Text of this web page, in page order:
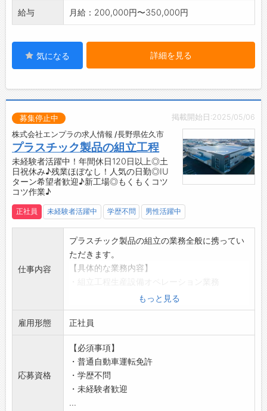
◆『至上品質』を徹底！
期段階から品質保証を構築し、安定したクオリ
ティを実現しています。
強化を図り、お客様にご満足をいただける製品
を提供しています。
◆QCサークル活動（QC＝Quality Control（品
・1970年から始まったQCサークル活動によ
り、職場の管理・改善を継続的に行っていま
す。
・現場の創意工夫を活かし、品質保持と改善に
・TQC（製造工程のみならず、全社の各部門が
を基盤とし、さらにその考え方を業務や経営へ
と発展させた管理手法）へと発展させ、全社一
丸となって品質管理の向上を図っています。
・11月を「改善提案強化月間」と設定し、社員
からの改善提案を積極的に募集しています。
・社外発表大会にも積極的に参加し、他社との
情報交換や学びの機会を得ています。
変更範囲：会社の定める業務の範囲
・携わった製品が誰かの日常を支えていると感
◆充実した研修とサポート体制
・OJTやOff-JTを通じて、実務に即した研修を
・専門知識を深め、確実にキャリアアップを図
れる職場です。
・フォロー体制も整っており、安心して業務に
取り組むことができます。
【ステップアップ】
◇未来を見据えた成長環境！
・未来の暮らしをより良くするために、日々の
業務において努力と挑戦を続けることができる
・プラスチックに興味がある方や、プラスチッ
クのプロを目指す方にとって、理想的な環境が
整っています。
・自身の成長が、会社の成長につながります◎
【社風】
・『プラスチックで豊かな社会を創造する』こ
とをモットーとして掲げ、企業活動に取り組ん
でいます。
・企業活動の全てが、社員や関係者全ての人々
の幸福度を向上させるためのものであると考え
ています。
◆働く喜びと誇り
・人生のうち大半を過ごす職場が、社員にとっ
て『喜びと誇り』を持てる場所にするため、環
給与 月給：200,000円〜350,000円
気になる 詳細を見る
掲載開始日:2025/05/06
募集停止中
株式会社エンプラの求人情報 /長野県佐久市
プラスチック製品の組立工程
未経験者活躍中！年間休日120日以上◎土
日祝休み♪残業ほぼなし！人気の日勤◎IU
ターン希望者歓迎♪新工場◎もくもくコツ
コツ作業♪
正社員 未経験者活躍中 学歴不問 男性活躍中
仕事内容
プラスチック製品の組立の業務全般に携ってい
ただきます。
【具体的な業務内容】
・加工条件の入力と出来栄え品質確認
・製品組立および品質確認
【やりがい】
◇生活必需品の製造に貢献できる！
・日々の生活に欠かせないプラスチック製品の
製造に携わることができます。
・業務を通じて、社会全体に貢献している実感
を得られます♪
◇製品への思い入れ！
もっと見る
雇用形態 正社員
応募資格
【必須事項】
・普通自動車運転免許
・学歴不問
・未経験者歓迎
...